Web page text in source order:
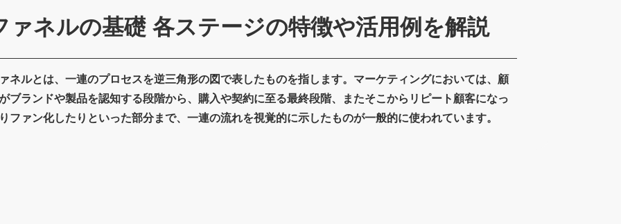
ァネルの基礎 各ステージの特徴や活用例を解説
ネルとは、一連のプロセスを逆三角形の図で表したものを指します。マーケティングにおいては、顧
ブランドや製品を認知する段階から、購入や契約に至る最終段階、またそこからリピート顧客になっ
ファン化したりといった部分まで、一連の流れを視覚的に示したものが一般的に使われています。